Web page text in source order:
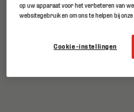
op uw apparaat voor het verbeteren van
websitegebruik en om ons te helpen bij
Cookie-instellingen